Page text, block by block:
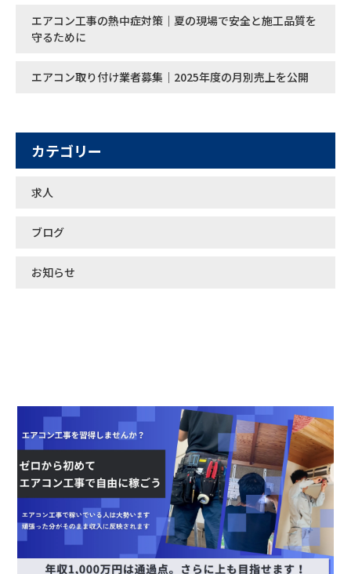
エアコン工事の熱中症対策｜夏の現場で安全と施工品質を
守るために
エアコン取り付け業者募集｜2025年度の月別売上を公開
カテゴリー
求人
ブログ
お知らせ